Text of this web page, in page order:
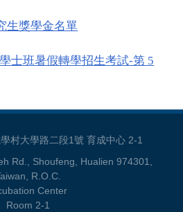
生獎學金名單
士班暑假轉學招生考試-第 5
村大學路二段1號 育成中心 2-1
Rd., Shoufeng, Hualien 974301,
R.O.C.
Center
Room 2-1